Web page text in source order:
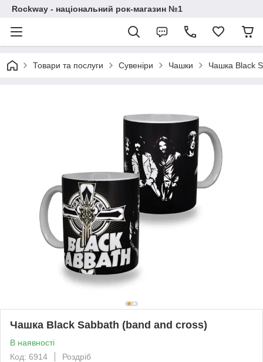
Rockway - національний рок-магазин №1
Товари та послуги Сувеніри Чашки Чашка Black
Чашка Black Sabbath (band and cross)
В наявності
Код: 6914
Роздріб